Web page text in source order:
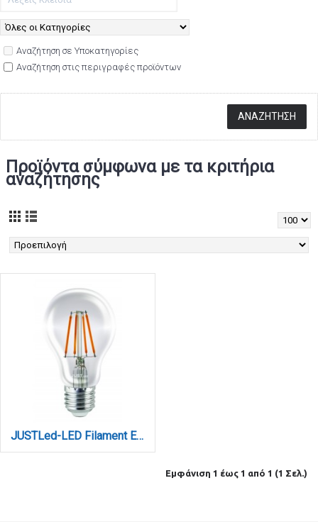
Αναζήτηση σε Υποκατηγορίες
Αναζήτηση στις περιγραφές προϊόντων
Προϊόντα σύμφωνα με τα κριτήρια
αναζήτησης
JUSTLed-LED Filament Ε27 A60 5W 4000K Φυσικό (B276005102)
Εμφάνιση 1 έως 1 από 1 (1 Σελ.)